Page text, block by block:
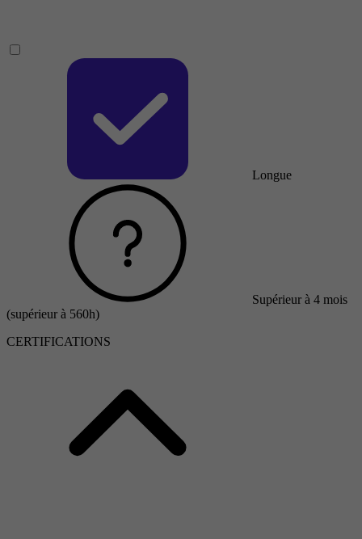
Longue
Supérieur à 4 mois
(supérieur à 560h)
CERTIFICATIONS